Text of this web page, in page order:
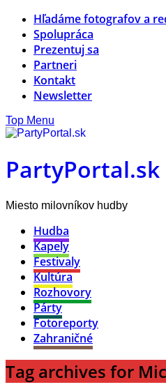
Hľadáme fotografov a
Spolupráca
Prezentuj sa
Partneri
Kontakt
Newsletter
Top Menu
PartyPortal.sk
Miesto milovníkov hudby
Hudba
Kapely
Festivaly
Kultúra
Rozhovory
Párty
Fotoreporty
Zahraničné
Tag archives for